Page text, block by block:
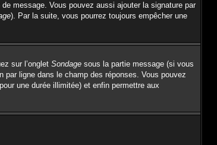
message. Vous pouvez aussi ajouter la signature par
). Par la suite, vous pourrez toujours empêcher une
sur l’onglet Sondage sous la partie message (si vous
ligne dans le champ des réponses. Vous pouvez
une durée illimitée) et enfin permettre aux